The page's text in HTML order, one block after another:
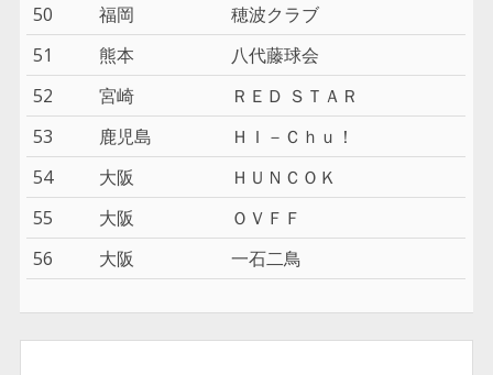
50
福岡
穂波クラブ
51
熊本
八代藤球会
52
宮崎
ＲＥＤ ＳＴＡＲ
53
鹿児島
ＨＩ－Ｃｈｕ！
54
大阪
ＨＵＮＣＯＫ
55
大阪
ＯＶＦＦ
56
大阪 一石二鳥